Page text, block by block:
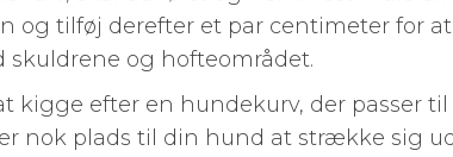
tilføj derefter et par centimeter for at
skuldrene og hofteområdet.
kigge efter en hundekurv, der passer
nok plads til din hund at strække sig